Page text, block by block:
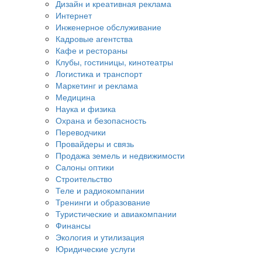
Дизайн и креативная реклама
Интернет
Инженерное обслуживание
Кадровые агентства
Кафе и рестораны
Клубы, гостиницы, кинотеатры
Логистика и транспорт
Маркетинг и реклама
Медицина
Наука и физика
Охрана и безопасность
Переводчики
Провайдеры и связь
Продажа земель и недвижимости
Салоны оптики
Строительство
Теле и радиокомпании
Тренинги и образование
Туристические и авиакомпании
Финансы
Экология и утилизация
Юридические услуги